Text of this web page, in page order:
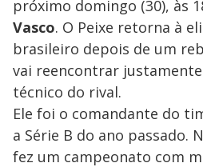
próximo domingo (30), às
Vasco. O Peixe retorna à
brasileiro depois de um
vai reencontrar
técnico do rival.
Ele foi o comandante do
a Série B do ano passado.
fez um campeonato com